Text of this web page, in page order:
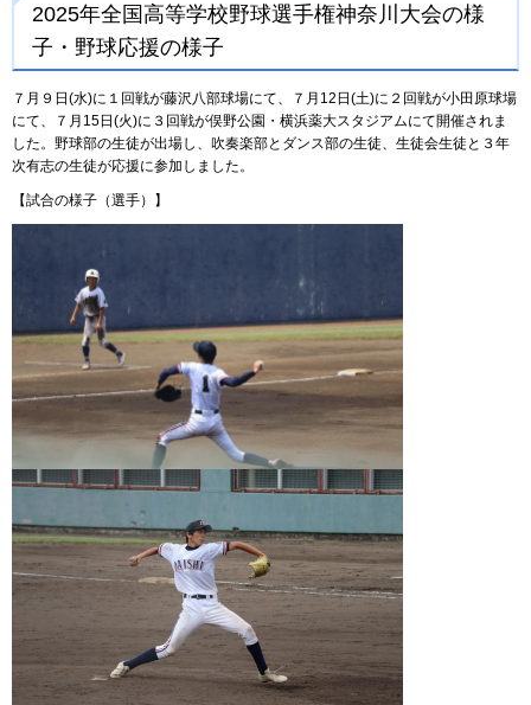
2025年全国高等学校野球選手権神奈川大会の様
子・野球応援の様子
７月９日(水)に１回戦が藤沢八部球場にて、７月12日(土)に２回戦が小田原球場
にて、７月15日(火)に３回戦が俣野公園・横浜薬大スタジアムにて開催されま
した。野球部の生徒が出場し、吹奏楽部とダンス部の生徒、生徒会生徒と３年
次有志の生徒が応援に参加しました。
【試合の様子（選手）】